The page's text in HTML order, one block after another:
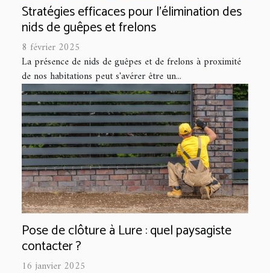
Stratégies efficaces pour l'élimination des
nids de guêpes et frelons
8 février 2025
La présence de nids de guêpes et de frelons à proximité
de nos habitations peut s'avérer être un...
Pose de clôture à Lure : quel paysagiste
contacter ?
16 janvier 2025